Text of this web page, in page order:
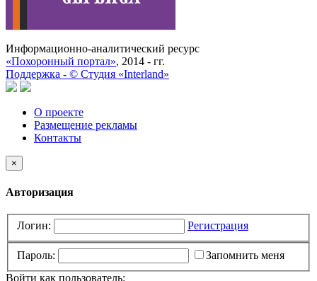
Информационно-аналитический ресурс
«Похоронный портал», 2014 - гг.
Поддержка - © Cтудия «Interland»
О проекте
Размещение рекламы
Контакты
×
Авторизация
Логин: Регистрация
Пароль:
Запомнить меня
Войти как пользователь: